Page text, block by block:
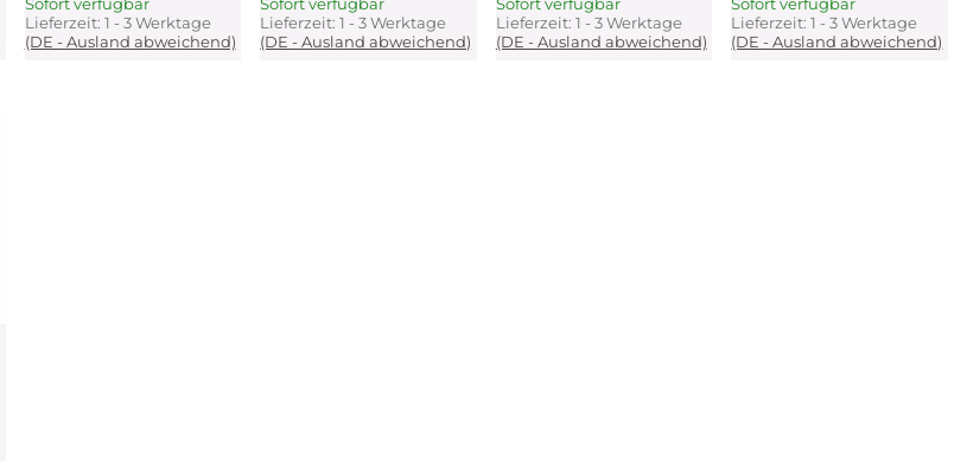
Lieferzeit: 1 - 3 Werktage
(DE - Ausland abweichend)
Lieferzeit:1 - 3 Werktage
(DE - Ausland abweichend)
Lieferzeit: 1 - 3 Werktage
(DE - Ausland abweichend)
Lieferzeit:1 - 3 Werktage
(DE - Ausland abweichend)